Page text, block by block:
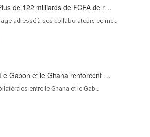
de 122 milliards de FCFA de r…
adressé à ses collaborateurs ce me…
Gabon et le Ghana renforcent …
entre le Ghana et le Gab…